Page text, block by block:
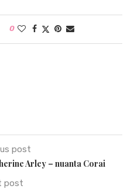
0
post
Arley – nuanta Corai
post